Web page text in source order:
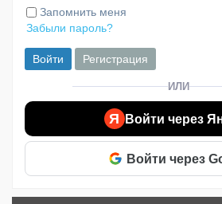
Запомнить меня
Забыли пароль?
Войти Регистрация
ИЛИ
Я Войти через
Войти через